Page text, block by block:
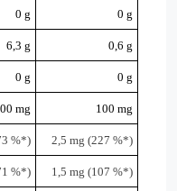
0 g 0 g
6,3 g 0,6 g
0 g 0 g
mg 100 mg
%*) 2,5 mg (227 %*)
%*) 1,5 mg (107 %*)